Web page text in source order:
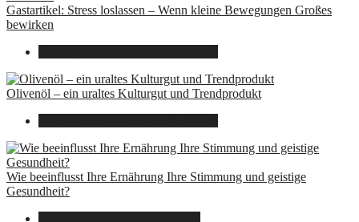
Gastartikel: Stress loslassen – Wenn kleine Bewegungen Großes
bewirken
Olivenöl – ein uraltes Kulturgut und Trendprodukt
Wie beeinflusst Ihre Ernährung Ihre Stimmung und geistige
Gesundheit?